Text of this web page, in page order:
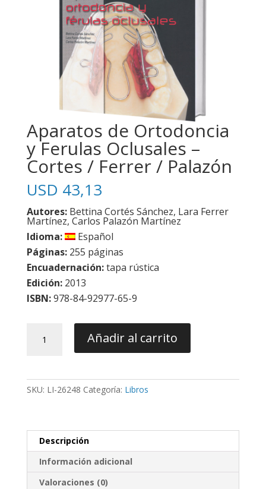
Aparatos de Ortodoncia
y Ferulas Oclusales –
Cortes / Ferrer / Palazón
USD 43,13
Autores:Bettina Cortés Sánchez, Lara Ferrer
Martínez, Carlos Palazón Martínez
Idioma:
Español
Páginas:255 páginas
Encuadernación:tapa rústica
Edición:2013
ISBN:978-84-92977-65-9
Ferulas
Oclusales
/
Ferrer
/
Palazón
cantidad
Añadir al carrito
SKU: LI-26248 Categoría: Libros
Descripción
Información adicional
Valoraciones (0)